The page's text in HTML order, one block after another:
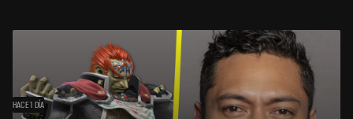
HACE 1 DÍA